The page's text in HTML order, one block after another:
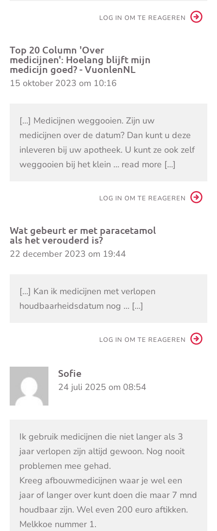
LOG IN OM TE REAGEREN
Top 20 Column 'Over
medicijnen': Hoelang blijft mijn
medicijn goed? - VuonlenNL
15 oktober 2023 om 10:16
[…] Medicijnen weggooien. Zijn uw
medicijnen over de datum? Dan kunt u deze
inleveren bij uw apotheek. U kunt ze ook zelf
weggooien bij het klein … read more […]
LOG IN OM TE REAGEREN
Wat gebeurt er met paracetamol
als het verouderd is?
22 december 2023 om 19:44
[…] Kan ik medicijnen met verlopen
houdbaarheidsdatum nog … […]
LOG IN OM TE REAGEREN
Sofie
24 juli 2025 om 08:54
Ik gebruik medicijnen die niet langer als 3
jaar verlopen zijn altijd gewoon. Nog nooit
problemen mee gehad.
Kreeg afbouwmedicijnen waar je wel een
jaar of langer over kunt doen die maar 7 mnd
houdbaar zijn. Wel even 200 euro aftikken.
Melkkoe nummer 1.